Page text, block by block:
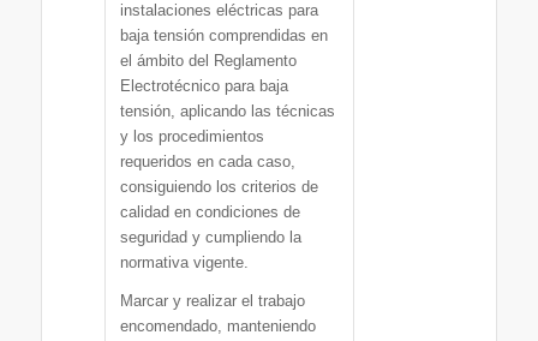
instalaciones eléctricas para
baja tensión comprendidas en
el ámbito del Reglamento
Electrotécnico para baja
tensión, aplicando las técnicas
y los procedimientos
requeridos en cada caso,
consiguiendo los criterios de
calidad en condiciones de
seguridad y cumpliendo la
normativa vigente.
Marcar y realizar el trabajo
encomendado, manteniendo